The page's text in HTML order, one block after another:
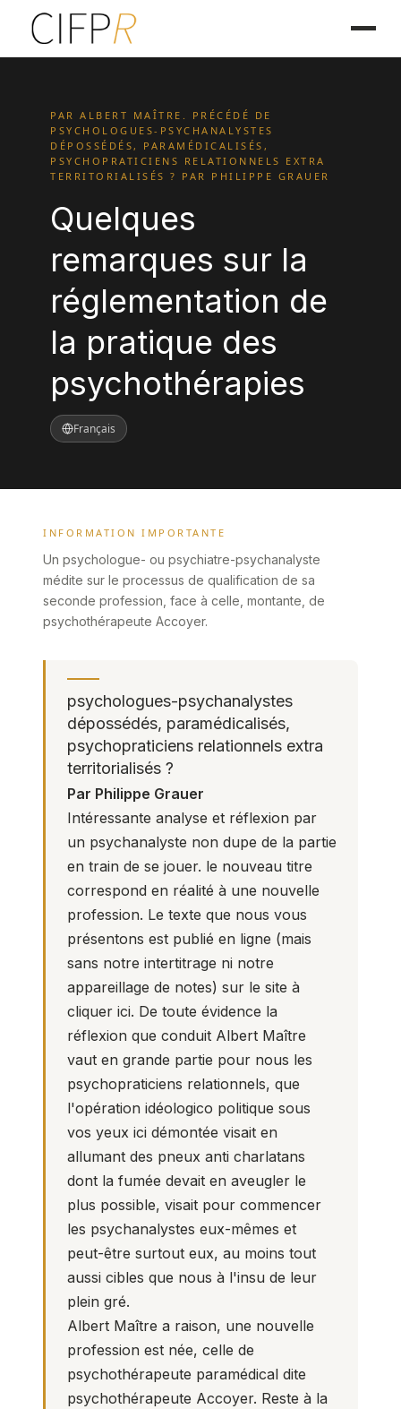
PAR ALBERT MAÎTRE. PRÉCÉDÉ DE
PSYCHOLOGUES-PSYCHANALYSTES
DÉPOSSÉDÉS, PARAMÉDICALISÉS,
PSYCHOPRATICIENS RELATIONNELS EXTRA
TERRITORIALISÉS ? PAR PHILIPPE GRAUER
Quelques
remarques sur la
réglementation de
la pratique des
psychothérapies
Français
INFORMATION IMPORTANTE
Un psychologue- ou psychiatre-psychanalyste
médite sur le processus de qualification de sa
seconde profession, face à celle, montante, de
psychothérapeute Accoyer.
psychologues-psychanalystes
dépossédés, paramédicalisés,
psychopraticiens relationnels extra
territorialisés ?
Par Philippe Grauer
Intéressante analyse et réflexion par
un psychanalyste non dupe de la partie
en train de se jouer. le nouveau titre
correspond en réalité à une nouvelle
profession. Le texte que nous vous
présentons est publié en ligne (mais
sans notre intertitrage ni notre
appareillage de notes) sur le site à
cliquer ici. De toute évidence la
réflexion que conduit Albert Maître
vaut en grande partie pour nous les
psychopraticiens relationnels, que
l'opération idéologico politique sous
vos yeux ici démontée visait en
allumant des pneux anti charlatans
dont la fumée devait en aveugler le
plus possible, visait pour commencer
les psychanalystes eux-mêmes et
peut-être surtout eux, au moins tout
aussi cibles que nous à l'insu de leur
plein gré.
Albert Maître a raison, une nouvelle
profession est née, celle de
psychothérapeute paramédical dite
psychothérapeute Accoyer. Reste à la